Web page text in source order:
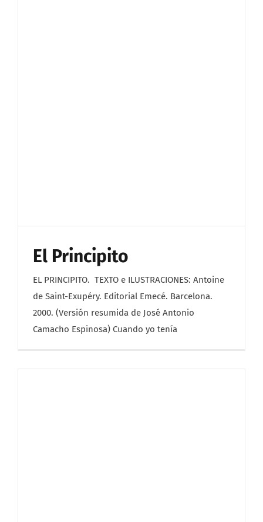
El Principito
EL PRINCIPITO. TEXTO e ILUSTRACIONES: Antoine
de Saint-Exupéry. Editorial Emecé. Barcelona.
2000. (Versión resumida de José Antonio
Camacho Espinosa) Cuando yo tenía